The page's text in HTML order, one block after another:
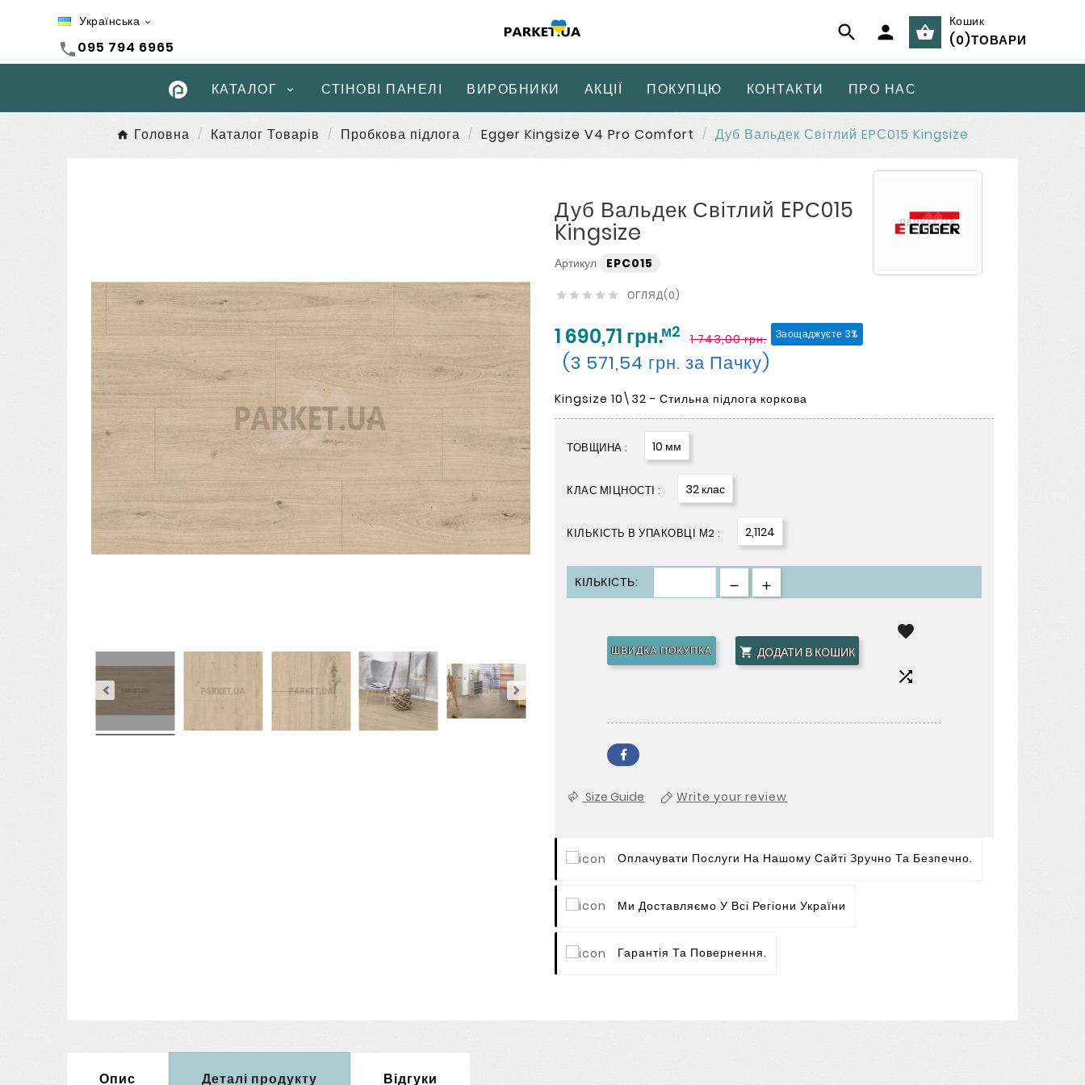
Українська 
call095 794 6965
  
Кошик
(0)ТОВАРИ
КАТАЛОГ СТІНОВІ ПАНЕЛІ ВИРОБНИКИ АКЦІЇ ПОКУПЦЮ КОНТАКТИ ПРО НАС
Головна Каталог Товарів Пробкова підлога Egger Kingsize V4 Pro Comfort Дуб Вальдек Світлий EPС015 Kingsize
Дуб Вальдек Світлий EPС015
Kingsize
Артикул EPC015
     ОГЛЯД(0)
1 690,71 грн.м2 1 743,00 грн. Заощаджуєте 3%
(3 571,54 грн. за Пачку)
Kingsize 10\32 - Стильна підлога коркова
ТОВЩИНА : 10 мм
КЛАС МІЦНОСТІ : 32 клас
КІЛЬКІСТЬ В УПАКОВЦІ М2 : 2,1124
КІЛЬКІСТЬ:
 ДОДАТИ В КОШИК
ШВИДКА ПОКУПКА


Size Guide Write your review
Оплачувати Послуги На Нашому Сайті Зручно Та Безпечно.
Ми Доставляємо У Всі Регіони України
Гарантія Та Повернення.
Опис Деталі продукту Відгуки